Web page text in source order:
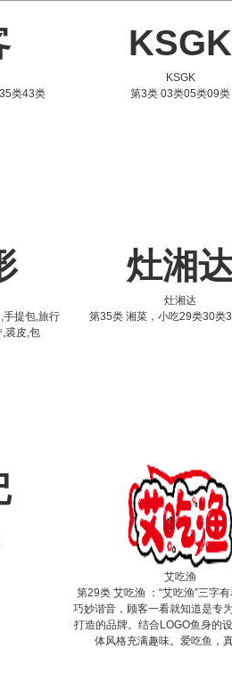
类43类
KSGK
KSGK
第3类 03类05类09类
手提包,旅行
裘皮,包
灶湘
灶湘达
第35类 湘菜，小吃29类30类
艾吃渔
第29类 艾吃渔 ：“艾吃渔”三字
巧妙谐音，顾客一看就知道是专
打造的品牌。结合LOGO鱼身的
体风格充满趣味。爱吃鱼，